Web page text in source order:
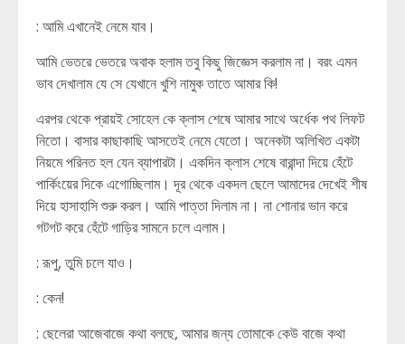
: আমি এখানেই নেমে যাব।
আমি ভেতরে ভেতরে অবাক হলাম তবু কিছু জিজ্ঞেস করলাম না। বরং এমন
ভাব দেখালাম যে সে যেখানে খুশি নামুক তাতে আমার কি!
এরপর থেকে প্রায়ই সোহেল কে ক্লাস শেষে আমার সাথে অর্ধেক পথ লিফট
নিতো। বাসার কাছাকাছি আসতেই নেমে যেতো। অনেকটা অলিখিত একটা
নিয়মে পরিনত হল যেন ব্যাপারটা। একদিন ক্লাস শেষে বারান্দা দিয়ে হেঁটে
পার্কিংয়ের দিকে এগোচ্ছিলাম। দূর থেকে একদল ছেলে আমাদের দেখেই শীষ
দিয়ে হাসাহাসি শুরু করল। আমি পাত্তা দিলাম না। না শোনার ভান করে
গটগট করে হেঁটে গাড়ির সামনে চলে এলাম।
: রূপু, তুমি চলে যাও।
: কেন!
: ছেলেরা আজেবাজে কথা বলছে, আমার জন্য তোমাকে কেউ বাজে কথা